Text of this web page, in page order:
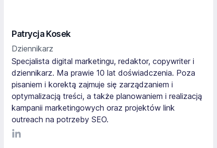
Patrycja Kosek
Dziennikarz
Specjalista digital marketingu, redaktor, copywriter i
dziennikarz. Ma prawie 10 lat doświadczenia. Poza
pisaniem i korektą zajmuje się zarządzaniem i
optymalizacją treści, a także planowaniem i realizacją
kampanii marketingowych oraz projektów link
outreach na potrzeby SEO.
LinkediIn